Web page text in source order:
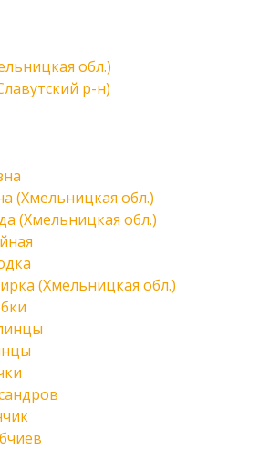
обл.)
р-н)
(Хмельницкая обл.)
(Хмельницкая обл.)
(Хмельницкая обл.)